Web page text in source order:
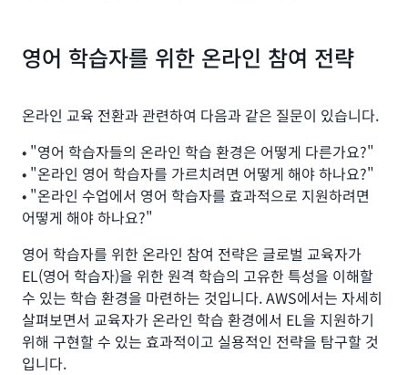
영어 학습자를 위한 온라인 참여 전략
온라인 교육 전환과 관련하여 다음과 같은 질문이 있습니다.
• "영어 학습자들의 온라인 학습 환경은 어떻게 다른가요?"
• "온라인 영어 학습자를 가르치려면 어떻게 해야 하나요?"
• "온라인 수업에서 영어 학습자를 효과적으로 지원하려면
어떻게 해야 하나요?"
영어 학습자를 위한 온라인 참여 전략은 글로벌 교육자가
EL(영어 학습자)을 위한 원격 학습의 고유한 특성을 이해할
수 있는 학습 환경을 마련하는 것입니다. AWS에서는 자세히
살펴보면서 교육자가 온라인 학습 환경에서 EL을 지원하기
위해 구현할 수 있는 효과적이고 실용적인 전략을 탐구할 것
입니다.